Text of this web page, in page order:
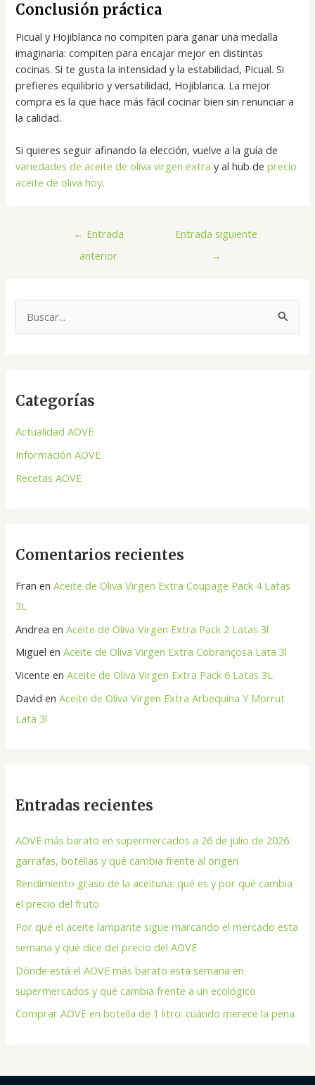
Conclusión práctica
Picual y Hojiblanca no compiten para ganar una medalla
imaginaria: compiten para encajar mejor en distintas
cocinas. Si te gusta la intensidad y la estabilidad, Picual. Si
prefieres equilibrio y versatilidad, Hojiblanca. La mejor
compra es la que hace más fácil cocinar bien sin renunciar a
la calidad.
Si quieres seguir afinando la elección, vuelve a la guía de
variedades de aceite de oliva virgen extra y al hub deprecio
aceite de oliva hoy.
← Entrada
anterior
Entrada siguiente
→
a
o
r
Categorías
Actualidad AOVE
Información AOVE
Recetas AOVE
Comentarios recientes
Fran enAceite de Oliva Virgen Extra Coupage Pack 4 Latas
3L
Andrea enAceite de Oliva Virgen Extra Pack 2 Latas 3l
Miguel enAceite de Oliva Virgen Extra Cobrançosa Lata 3l
Vicente enAceite de Oliva Virgen Extra Pack 6 Latas 3L
David enAceite de Oliva Virgen Extra Arbequina Y Morrut
Lata 3l
Entradas recientes
AOVE más barato en supermercados a 26 de julio de 2026:
garrafas, botellas y qué cambia frente al origen
Rendimiento graso de la aceituna: qué es y por qué cambia
el precio del fruto
Por qué el aceite lampante sigue marcando el mercado esta
semana y qué dice del precio del AOVE
Dónde está el AOVE más barato esta semana en
supermercados y qué cambia frente a un ecológico
Comprar AOVE en botella de 1 litro: cuándo merece la pena